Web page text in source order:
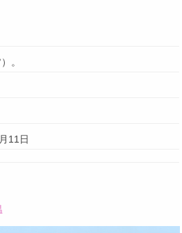
。
11日